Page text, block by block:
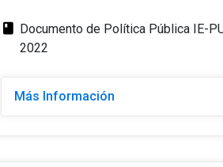
class
Documento de Política Pública IE-
2022
Más Información